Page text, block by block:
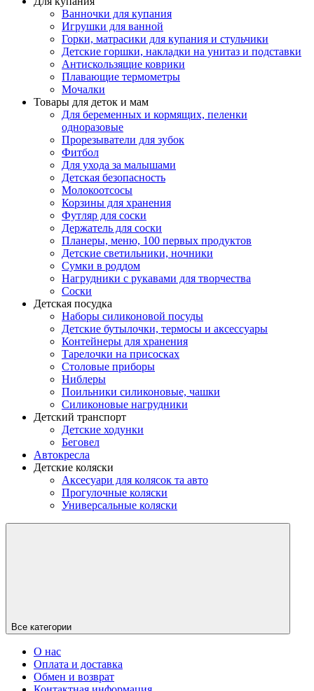
Ванночки для купания
Игрушки для ванной
Горки, матрасики для купания и стульчики
Детские горшки, накладки на унитаз и подставки
Антискользящие коврики
Плавающие термометры
Мочалки
Товары для деток и мам
Для беременных и кормящих, пеленки
одноразовые
Прорезыватели для зубок
Фитбол
Для ухода за малышами
Детская безопасность
Молокоотсосы
Корзины для хранения
Футляр для соски
Держатель для соски
Планеры, меню, 100 первых продуктов
Детские светильники, ночники
Сумки в роддом
Нагрудники с рукавами для творчества
Соски
Детская посудка
Наборы силиконовой посуды
Детские бутылочки, термосы и аксессуары
Контейнеры для хранения
Тарелочки на присосках
Столовые приборы
Ниблеры
Поильники силиконовые, чашки
Силиконовые нагрудники
Детский транспорт
Детские ходунки
Беговел
Автокресла
Детские коляски
Аксесуари для колясок та авто
Прогулочные коляски
Универсальные коляски
Все категории
О нас
Оплата и доставка
Обмен и возврат